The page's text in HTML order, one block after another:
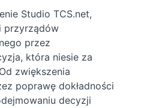
Studio TCS.net,
przyrządów
przez
która niesie za
zwiększenia
poprawę dokładności
decyzji